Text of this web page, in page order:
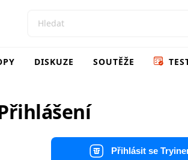
DISKUZE SOUTĚŽE
Přihlásit se